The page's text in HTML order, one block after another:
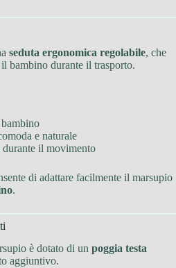
seduta ergonomica regolabile, che
bambino durante il trasporto.
e naturale
il movimento
di adattare facilmente il marsupio
.
è dotato di un poggia testa
aggiuntivo.